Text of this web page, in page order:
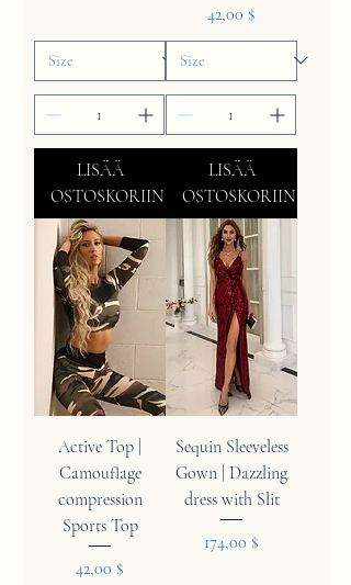
LISÄÄ
OSTOSKORIIN
Hinta
42,00 $
LISÄÄ
OSTOSKORIIN
Active Top |
Camouflage
compression
Sports Top
Hinta
42,00 $
Sequin Sleeveless
Gown | Dazzling
dress with Slit
Hinta
174,00 $